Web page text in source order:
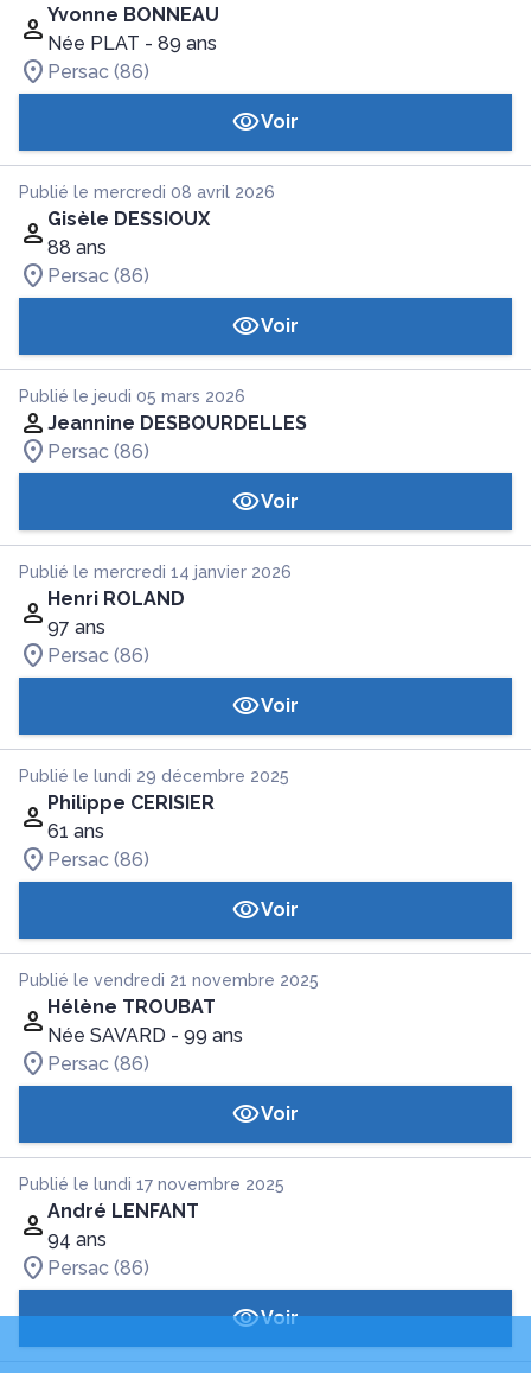
Yvonne BONNEAU
Née PLAT - 89 ans
Persac (86)
Voir
Publié le mercredi 08 avril 2026
Gisèle DESSIOUX
88 ans
Persac (86)
Voir
Publié le jeudi 05 mars 2026
Jeannine DESBOURDELLES
Persac (86)
Voir
Publié le mercredi 14 janvier 2026
Henri ROLAND
97 ans
Persac (86)
Voir
Publié le lundi 29 décembre 2025
Philippe CERISIER
61 ans
Persac (86)
Voir
Publié le vendredi 21 novembre 2025
Hélène TROUBAT
Née SAVARD - 99 ans
Persac (86)
Voir
Publié le lundi 17 novembre 2025
André LENFANT
94 ans
Persac (86)
Voir